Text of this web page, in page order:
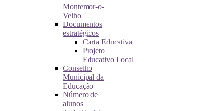
Montemor-o-
Velho
Documentos
estratégicos
Carta Educativa
Projeto
Educativo Local
Conselho
Municipal da
Educação
Número de
alunos